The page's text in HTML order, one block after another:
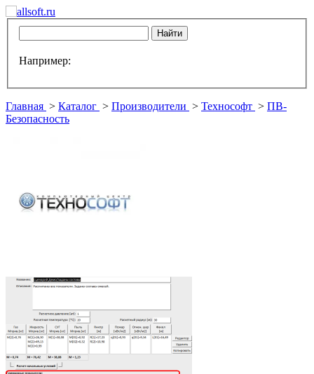
Например:
Главная > Каталог > Производители > Технософт > ПВ-
Безопасность